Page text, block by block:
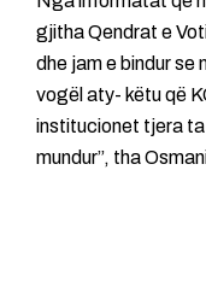
gjitha Qendrat e
dhe jam e bindur se
vogël aty- këtu që
institucionet tjera
mundur”, tha